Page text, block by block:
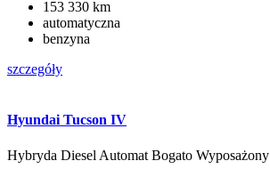
153 330 km
automatyczna
benzyna
szczegóły
Hyundai Tucson IV
Hybryda Diesel Automat Bogato Wyposażony